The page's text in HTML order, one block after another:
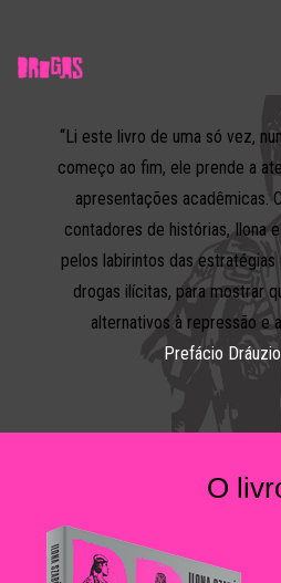
O LIVRO
AS AUTORAS
IMPRENSA
MATERIAL PARA AULAS
FIQUE POR DENTRO
“Li este livro de uma só vez,
começo ao fim, ele prende a
apresentações acadêmicas.
contadores de histórias, Ilona
pelos labirintos das
drogas ilícitas, para mostrar
alternativos à repressão e
Prefácio
O